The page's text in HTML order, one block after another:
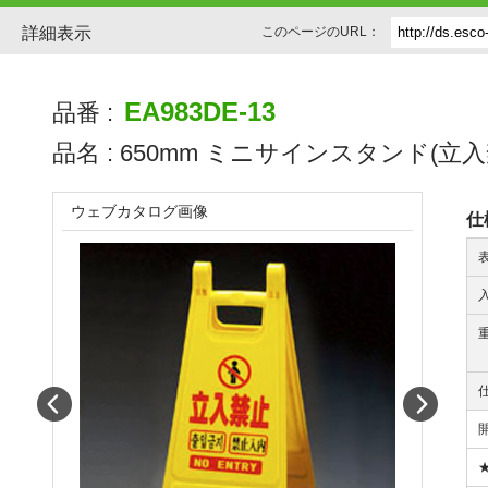
詳細表示 このページのURL：
品番 : EA983DE-13
品名 : 650mm ミニサインスタンド(立
仕
ウェブカタログ画像